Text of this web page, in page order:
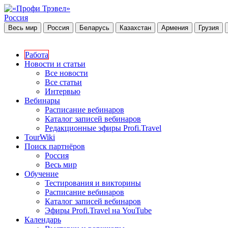
Россия
Весь мир Россия Беларусь Казахстан Армения Грузия
Работа
Новости и статьи
Все новости
Все статьи
Интервью
Вебинары
Расписание вебинаров
Каталог записей вебинаров
Редакционные эфиры Profi.Travel
TourWiki
Поиск партнёров
Россия
Весь мир
Обучение
Тестирования и викторины
Расписание вебинаров
Каталог записей вебинаров
Эфиры Profi.Travel на YouTube
Календарь